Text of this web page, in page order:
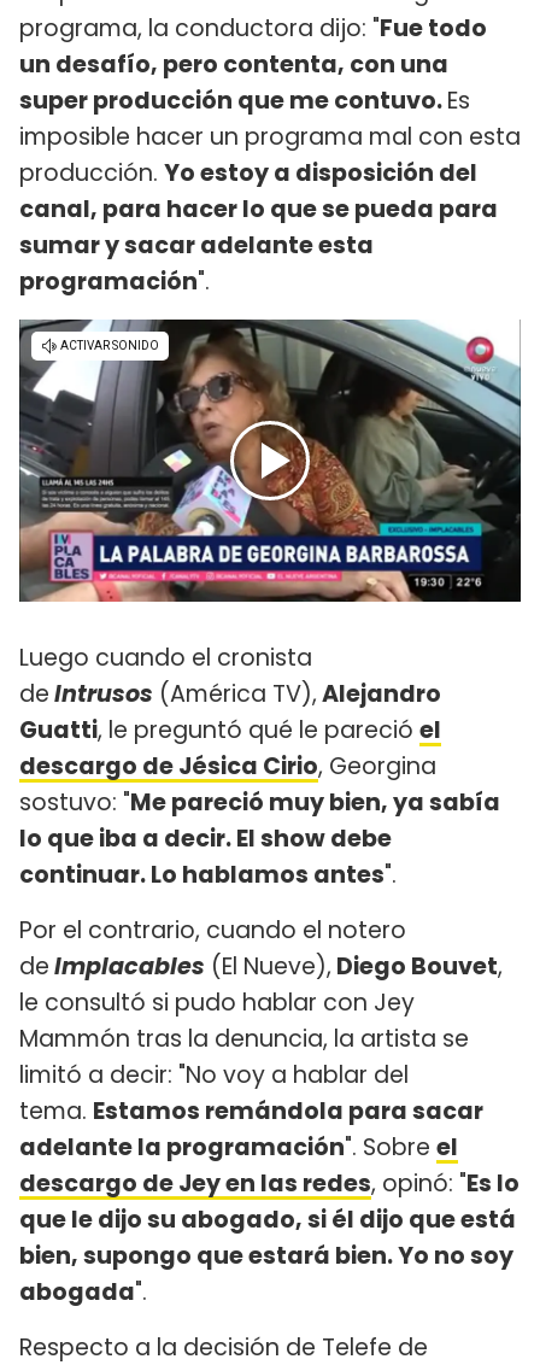
programa, la conductora dijo: "Fue todo
un desafío, pero contenta, con una
super producción que me contuvo.Es
imposible hacer un programa mal con esta
producción. Yo estoy a disposición del
canal, para hacer lo que se pueda para
sumar y sacar adelante esta
programación".
Luego cuando el cronista
deIntrusos (América TV),Alejandro
Guatti, le preguntó qué le pareció el
descargo de Jésica Cirio, Georgina
sostuvo: "Me pareció muy bien, ya sabía
lo que iba a decir. El show debe
continuar. Lo hablamos antes".
Por el contrario, cuando el notero
deImplacables (El Nueve), Diego Bouvet,
le consultó si pudo hablar con Jey
Mammón tras la denuncia, la artista se
limitó a decir: "No voy a hablar del
tema. Estamos remándola para sacar
adelante la programación". Sobre el
descargo de Jey en las redes, opinó: "Es lo
que le dijo su abogado, si él dijo que está
bien, supongo que estará bien. Yo no soy
abogada".
Respecto a la decisión de Telefe de